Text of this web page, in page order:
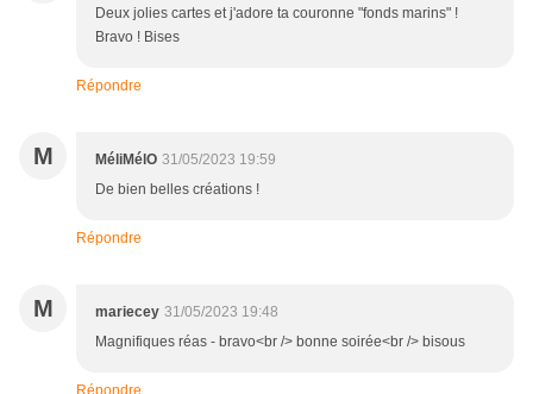
Deux jolies cartes et j'adore ta couronne "fonds marins" !
Bravo ! Bises
Répondre
M MéliMélO 31/05/2023 19:59
De bien belles créations !
Répondre
M mariecey 31/05/2023 19:48
Magnifiques réas - bravo<br /> bonne soirée<br /> bisous
Répondre